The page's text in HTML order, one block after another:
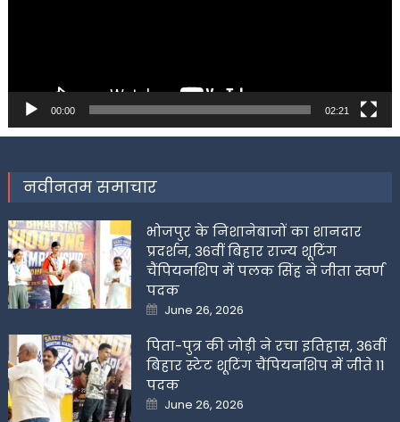
00:00 02:21
नवीनतम समाचार
भोजपुर के निशानेबाजों का शानदार
प्रदर्शन, 36वीं बिहार राज्य शूटिंग
चैंपियनशिप में पलक सिंह ने जीता स्वर्ण
पदक
Posted
on
June 26, 2026
पिता-पुत्र की जोड़ी ने रचा इतिहास, 36वीं
बिहार स्टेट शूटिंग चैंपियनशिप में जीते 11
पदक
Posted
on
June 26, 2026